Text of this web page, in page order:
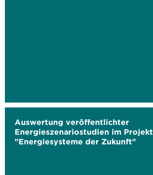
Auswertung veröffentlichter
Energieszenariostudien im Projekt
"Energiesysteme der Zukunft"